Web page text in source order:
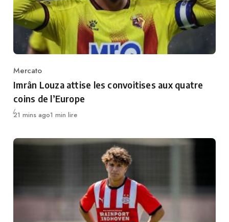
Category
Mercato
Imrân Louza attise les convoitises aux quatre
coins de l’Europe
Publié
21 mins ago1 min lire